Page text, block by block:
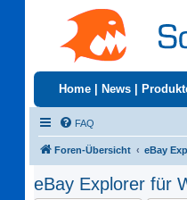
Home News
FAQ
Foren-Übersicht eBay
eBay Explorer für